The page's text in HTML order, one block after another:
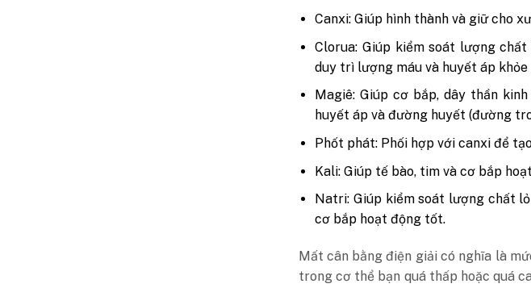
Canxi: Giúp hình thành và giữ cho
Clorua: Giúp kiểm soát lượng
duy trì lượng máu và huyết áp khỏe
Magiê: Giúp cơ bắp, dây thần
huyết áp và đường huyết (đường
Phốt phát: Phối hợp với canxi để
Kali: Giúp tế bào, tim và cơ bắp
Natri: Giúp kiểm soát lượng chất
cơ bắp hoạt động tốt.
Mất cân bằng điện giải có nghĩa là
trong cơ thể bạn quá thấp hoặc quá